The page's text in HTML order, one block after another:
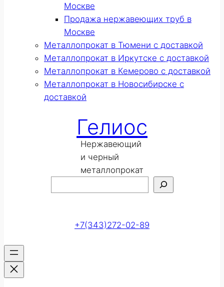
Москве
Продажа нержавеющих труб в
Москве
Металлопрокат в Тюмени с доставкой
Металлопрокат в Иркутске с доставкой
Металлопрокат в Кемерово с доставкой
Металлопрокат в Новосибирске с
доставкой
Гелиос
Нержавеющий
и черный
металлопрокат
+7(343)272-02-89